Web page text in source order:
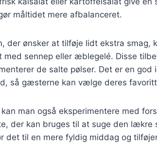
måltidet mere afbalanceret.
der ønsker at tilføje lidt ekstra smag,
med sennep eller æblegelé. Disse
de salte pølser. Det er en
så gæsterne kan vælge deres
kan man også eksperimentere med
der kan bruges til at suge den lækre
det til en mere fyldig middag og